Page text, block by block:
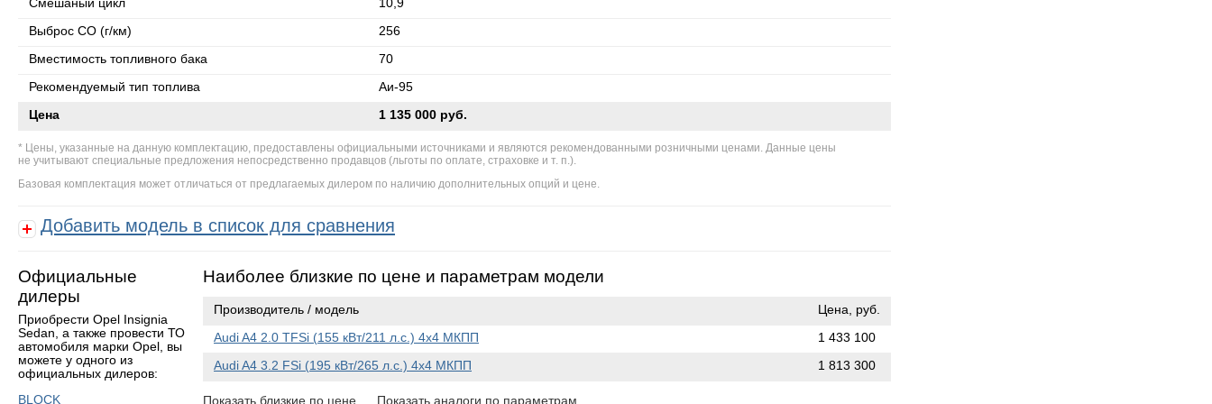
Смешаный цикл 10,9
Выброс СО (г/км) 256
Вместимость топливного бака 70
Рекомендуемый тип топлива Аи-95
Цена 1 135 000 руб.
Цены, указанные на данную комплектацию, предоставлены официальными источниками и являются рекомендованными розничными ценами. Данные цены
не учитывают специальные предложения непосредственно продавцов (льготы по оплате, страховке и т. п.).
Базовая комплектация может отличаться от предлагаемых дилером по наличию дополнительных опций и цене.
Добавить модель в список для сравнения
Официальные
дилеры
Приобрести Opel Insignia
Sedan, а также провести ТО
автомобиля марки Opel, вы
можете у одного из
официальных дилеров:
BLOCK
Наиболее близкие по цене и параметрам модели
Производитель / модель Цена, руб.
Audi A4 2.0 TFSi (155 кВт/211 л.с.) 4x4 МКПП 1 433 100
Audi A4 3.2 FSi (195 кВт/265 л.с.) 4x4 МКПП 1 813 300
Показать близкие по цене Показать аналоги по параметрам